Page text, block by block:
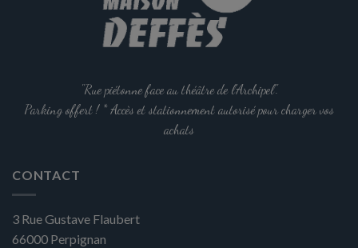
"Rue piétonne face au théâtre de l'Archipel".
Parking offert ! * Accès et stationnement autorisé pour charger vos
achats
CONTACT
3 Rue Gustave Flaubert
66000 Perpignan